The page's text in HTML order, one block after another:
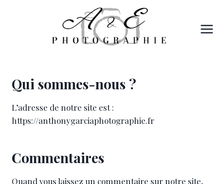
Qui sommes-nous ?
L’adresse de notre site est :
https://anthonygarciaphotographie.fr
Commentaires
Quand vous laissez un commentaire sur notre site,